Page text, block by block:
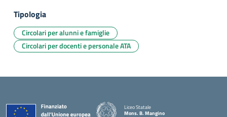
Tipologia
Circolari per alunni e famiglie
Circolari per docenti e personale ATA
Liceo Statale
Mons. B. Mangino